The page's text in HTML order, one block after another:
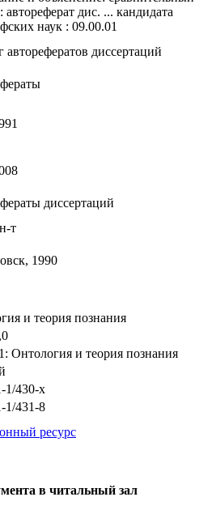
автореферат дис. ... кандидата
наук : 09.00.01
авторефератов диссертаций
диссертаций
т
1990
и теория познания
Онтология и теория познания
1/430-x
1/431-8
ресурс
в читальный зал